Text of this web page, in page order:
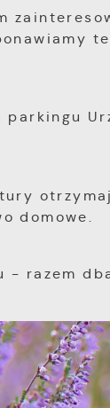
domowe.
- razem